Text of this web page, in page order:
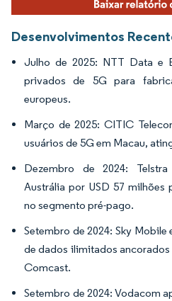
Desenvolvimentos
Julho de 2025: NTT Data e
privados de 5G para
europeus.
Março de 2025: CITIC
usuários de 5G em Macau,
Dezembro de 2024:
Austrália por USD 57 milhões
no segmento pré-pago.
Setembro de 2024: Sky
de dados ilimitados
Comcast.
Setembro de 2024: Vodacom